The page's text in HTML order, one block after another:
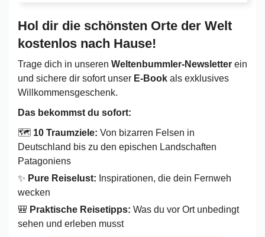
Hol dir die schönsten Orte der Welt
kostenlos nach Hause!
Trage dich in unseren Weltenbummler-Newsletter ein
und sichere dir sofort unser E-Book als exklusives
Willkommensgeschenk.
Das bekommst du sofort:
🗺️ 10 Traumziele: Von bizarren Felsen in
Deutschland bis zu den epischen Landschaften
Patagoniens
✨ Pure Reiselust: Inspirationen, die dein Fernweh
wecken
🎒 Praktische Reisetipps: Was du vor Ort unbedingt
sehen und erleben musst